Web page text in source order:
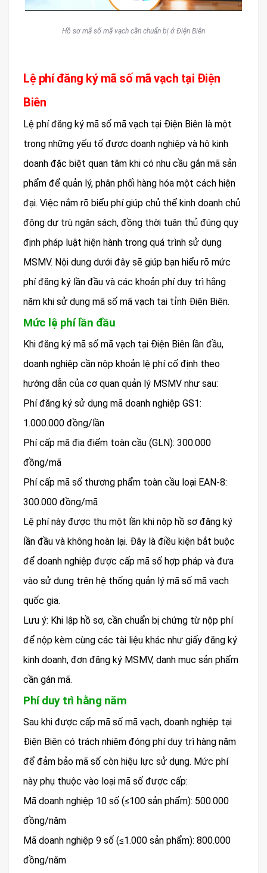
Hồ sơ mã số mã vạch cần chuẩn bị ở Điện Biên
Lệ phí đăng ký mã số mã vạch tại Điện
Biên
Lệ phí đăng ký mã số mã vạch tại Điện Biên là một
trong những yếu tố được doanh nghiệp và hộ kinh
doanh đặc biệt quan tâm khi có nhu cầu gắn mã sản
phẩm để quản lý, phân phối hàng hóa một cách hiện
đại. Việc nắm rõ biểu phí giúp chủ thể kinh doanh chủ
động dự trù ngân sách, đồng thời tuân thủ đúng quy
định pháp luật hiện hành trong quá trình sử dụng
MSMV. Nội dung dưới đây sẽ giúp bạn hiểu rõ mức
phí đăng ký lần đầu và các khoản phí duy trì hằng
năm khi sử dụng mã số mã vạch tại tỉnh Điện Biên.
Mức lệ phí lần đầu
Khi đăng ký mã số mã vạch tại Điện Biên lần đầu,
doanh nghiệp cần nộp khoản lệ phí cố định theo
hướng dẫn của cơ quan quản lý MSMV như sau:
Phí đăng ký sử dụng mã doanh nghiệp GS1:
1.000.000 đồng/lần
Phí cấp mã địa điểm toàn cầu (GLN): 300.000
đồng/mã
Phí cấp mã số thương phẩm toàn cầu loại EAN-8:
300.000 đồng/mã
Lệ phí này được thu một lần khi nộp hồ sơ đăng ký
lần đầu và không hoàn lại. Đây là điều kiện bắt buộc
để doanh nghiệp được cấp mã số hợp pháp và đưa
vào sử dụng trên hệ thống quản lý mã số mã vạch
quốc gia.
Lưu ý: Khi lập hồ sơ, cần chuẩn bị chứng từ nộp phí
để nộp kèm cùng các tài liệu khác như giấy đăng ký
kinh doanh, đơn đăng ký MSMV, danh mục sản phẩm
cần gán mã.
Phí duy trì hằng năm
Sau khi được cấp mã số mã vạch, doanh nghiệp tại
Điện Biên có trách nhiệm đóng phí duy trì hàng năm
để đảm bảo mã số còn hiệu lực sử dụng. Mức phí
này phụ thuộc vào loại mã số được cấp:
Mã doanh nghiệp 10 số (≤100 sản phẩm): 500.000
đồng/năm
Mã doanh nghiệp 9 số (≤1.000 sản phẩm): 800.000
đồng/năm